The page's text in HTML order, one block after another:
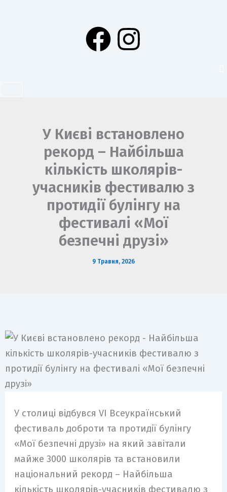
F
b
o
o
k
I
a
g
r
a
m
У Києві встановлено
рекорд – Найбільша
кількість школярів-
учасників фестивалю з
протидії булінгу на
фестивалі «Мої
безпечні друзі»
9 Травня, 2026
У столиці відбувся VI Всеукраїнський
фестиваль доброти та протидії булінгу
«Мої безпечні друзі» на який завітали
майже 3000 школярів та встановили
національний рекорд – Найбільша
кількість школярів-учасників фестивалю з